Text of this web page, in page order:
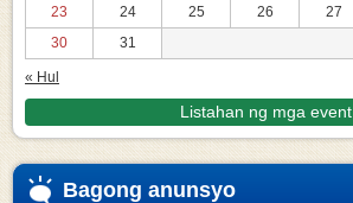
23
24 25 26 27
30
31
« Hul
Listahan ng mga event
Bagong anunsyo